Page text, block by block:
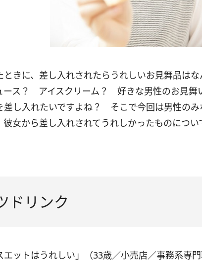
ときに、差し入れされたらうれしいお見舞品は
ース？ アイスクリーム？ 好きな男性のお見舞
差し入れたいですよね？ そこで今回は男性のみ
彼女から差し入れされてうれしかったものにつ
ドリンク
エットはうれしい」（33歳／小売店／事務系専門